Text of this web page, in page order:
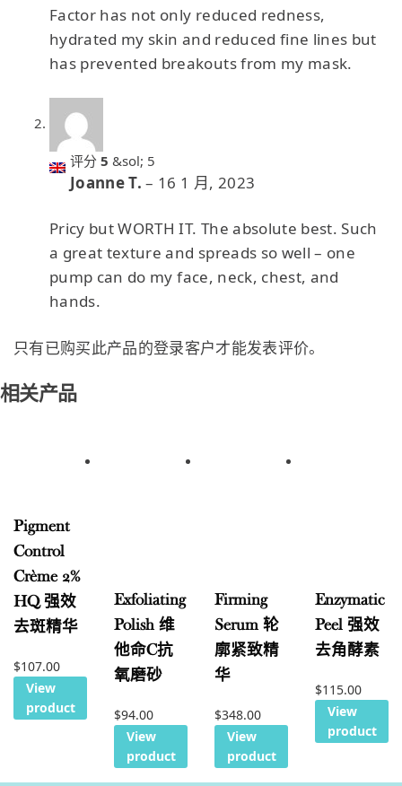
Factor has not only reduced redness,
hydrated my skin and reduced fine lines but
has prevented breakouts from my mask.
评分 5 &sol; 5
Joanne T.– 16 1 月, 2023
Pricy but WORTH IT. The absolute best. Such
a great texture and spreads so well – one
pump can do my face, neck, chest, and
hands.
只有已购买此产品的登录客户才能发表评价。
相关产品
Pigment
Control
Crème 2%
HQ 强效
去斑精华
$107.00
View
product
Exfoliating
Polish 维
他命C抗
氧磨砂
$94.00
View
product
Firming
Serum 轮
廓紧致精
华
$348.00
View
product
Enzymatic
Peel 强效
去角酵素
$115.00
View
product